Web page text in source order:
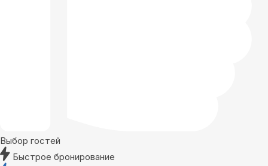
Выбор гостей
Быстрое бронирование